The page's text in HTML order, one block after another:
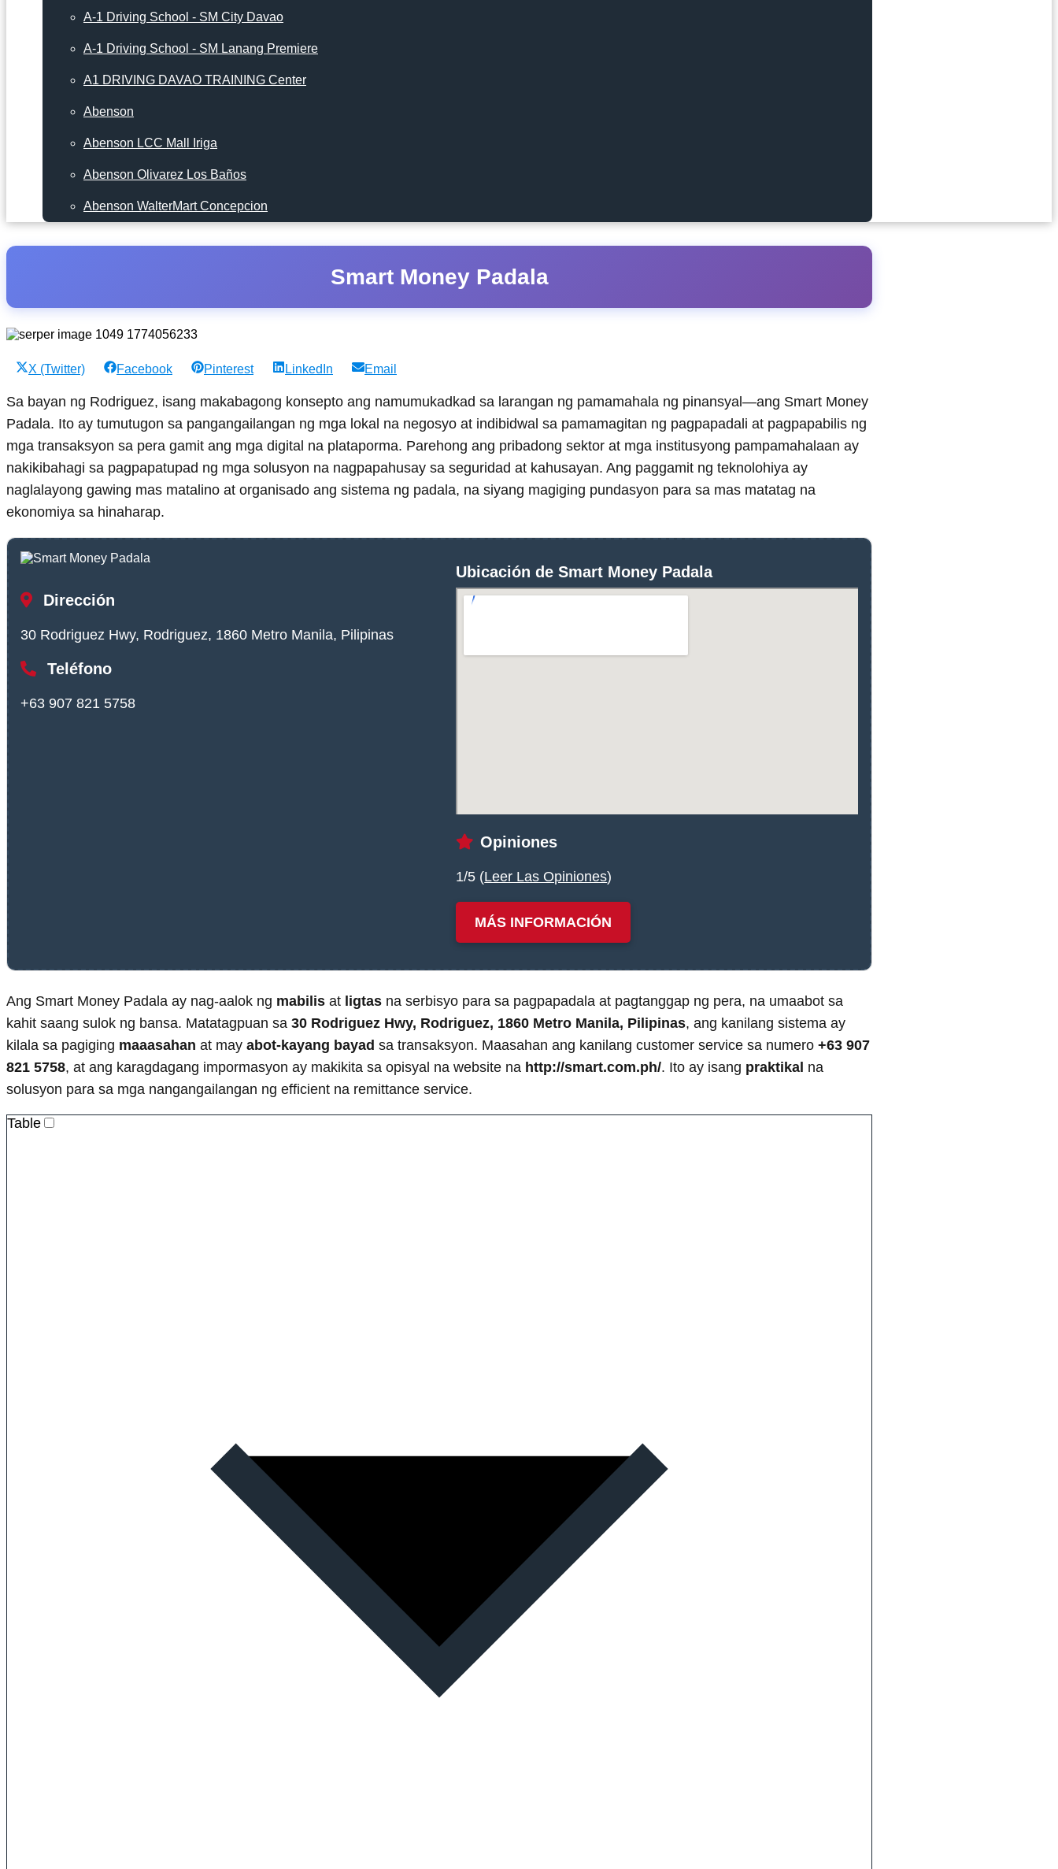
A-1 Driving School - SM City Davao
A-1 Driving School - SM Lanang Premiere
A1 DRIVING DAVAO TRAINING Center
Abenson
Abenson LCC Mall Iriga
Abenson Olivarez Los Baños
Abenson WalterMart Concepcion
Smart Money Padala
Share
X (Twitter)
Share
Facebook
Share
Pinterest
Share
LinkedIn
Share
Email
Sa bayan ng Rodriguez, isang makabagong konsepto ang namumukadkad sa larangan ng pamamahala ng pinansyal—ang Smart Money
Padala. Ito ay tumutugon sa pangangailangan ng mga lokal na negosyo at indibidwal sa pamamagitan ng pagpapadali at pagpapabilis ng
mga transaksyon sa pera gamit ang mga digital na plataporma. Parehong ang pribadong sektor at mga institusyong pampamahalaan ay
nakikibahagi sa pagpapatupad ng mga solusyon na nagpapahusay sa seguridad at kahusayan. Ang paggamit ng teknolohiya ay
naglalayong gawing mas matalino at organisado ang sistema ng padala, na siyang magiging pundasyon para sa mas matatag na
ekonomiya sa hinaharap.
Dirección
30 Rodriguez Hwy, Rodriguez, 1860 Metro Manila, Pilipinas
Teléfono
+63 907 821 5758
Ubicación de Smart Money Padala
Opiniones
1/5 (Leer Las Opiniones)
MÁS INFORMACIÓN
Ang Smart Money Padala ay nag-aalok ng mabilis at ligtas na serbisyo para sa pagpapadala at pagtanggap ng pera, na umaabot sa
kahit saang sulok ng bansa. Matatagpuan sa 30 Rodriguez Hwy, Rodriguez, 1860 Metro Manila, Pilipinas, ang kanilang sistema ay
kilala sa pagiging maaasahan at may abot-kayang bayad sa transaksyon. Maasahan ang kanilang customer service sa numero +63 907
821 5758, at ang karagdagang impormasyon ay makikita sa opisyal na website na http://smart.com.ph/. Ito ay isang praktikal na
solusyon para sa mga nangangailangan ng efficient na remittance service.
Table